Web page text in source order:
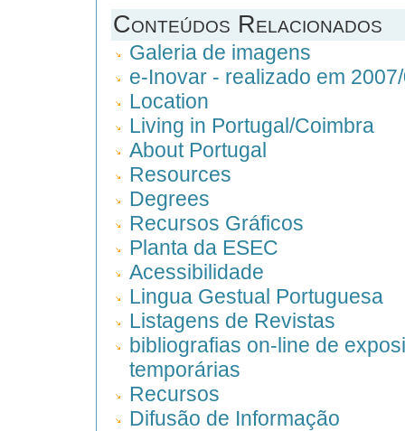
Conteúdos Relacionados
Galeria de imagens
e-Inovar - realizado em
Location
Living in Portugal/Coimbra
About Portugal
Resources
Degrees
Recursos Gráficos
Planta da ESEC
Acessibilidade
Lingua Gestual Portuguesa
Listagens de Revistas
bibliografias on-line de
temporárias
Recursos
Difusão de Informação